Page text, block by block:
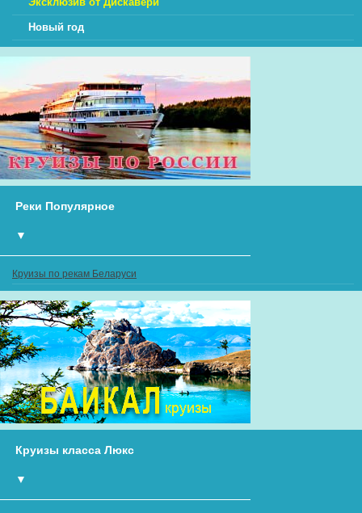
Новый год
Реки Популярное
▼
Круизы по рекам Беларуси
Круизы класса Люкс
▼